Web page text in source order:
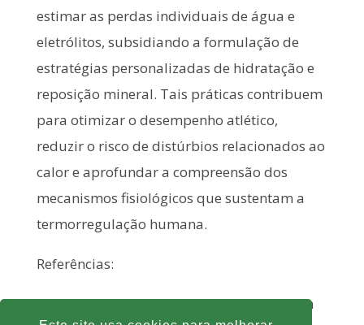
estimar as perdas individuais de água e
eletrólitos, subsidiando a formulação de
estratégias personalizadas de hidratação e
reposição mineral. Tais práticas contribuem
para otimizar o desempenho atlético,
reduzir o risco de distúrbios relacionados ao
calor e aprofundar a compreensão dos
mecanismos fisiológicos que sustentam a
termorregulação humana.
Referências:
Baker LB. Sweating Rate and Sweat Sodium